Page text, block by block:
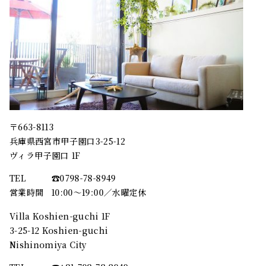
〒663-8113
兵庫県西宮市甲子園口3-25-12
ヴィラ甲子園口 1F
TEL
☎︎0798-78-8949
営業時間
10:00～19:00／水曜定休
Villa Koshien-guchi 1F
3-25-12 Koshien-guchi
Nishinomiya City